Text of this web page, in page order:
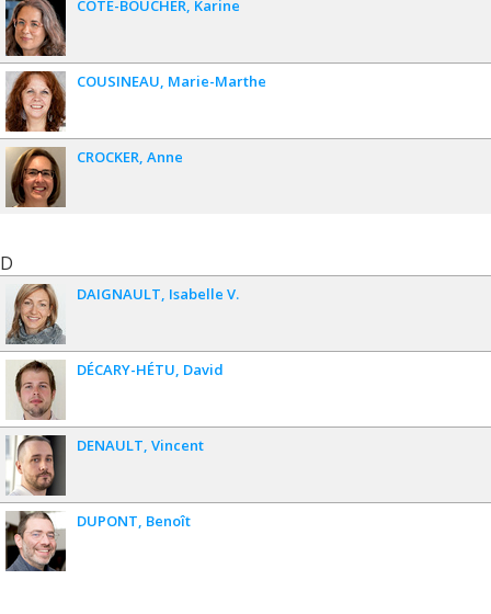
CÔTÉ-BOUCHER Karine
COUSINEAU Marie-Marthe
CROCKER Anne
D
DAIGNAULT Isabelle V.
DÉCARY-HÉTU David
DENAULT Vincent
DUPONT Benoît